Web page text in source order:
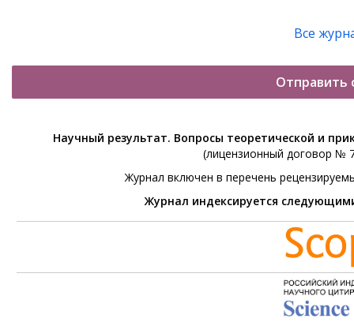
Все
Отправить
Научный результат. Вопросы теоретической и
(лицензионный договор №
Журнал включен в перечень
Журнал индексируется